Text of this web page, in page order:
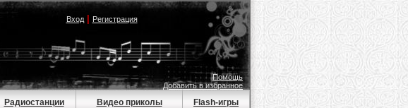
Вход| Регистрация
Помощь
Добавить в избранное
Радиостанции Видео приколы Flash-игры